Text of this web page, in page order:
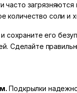
загрязняются
соли и
сохраните его
Сделайте
Подкрылки